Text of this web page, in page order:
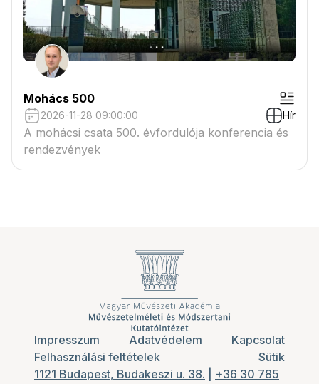
Mohács 500
2026-11-28 09:00:00 Hír
A mohácsi csata 500. évfordulója konferencia és
rendezvények
Impresszum Adatvédelem
Kapcsolat
Felhasználási feltételek
Sütik
1121 Budapest, Budakeszi u. 38.
+36 30 785